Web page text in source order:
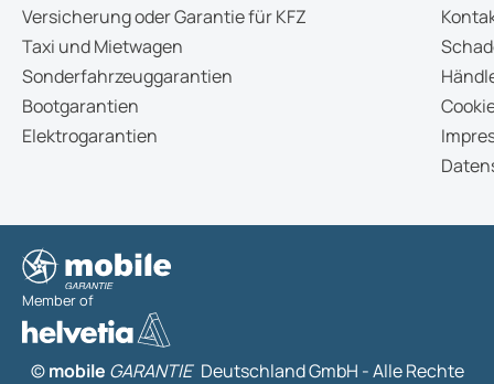
Versicherung oder Garantie für KFZ
Taxi und Mietwagen
Sonderfahrzeuggarantien
Bootgarantien
Elektrogarantien
Member of
©mobile GARANTIEDeutschland GmbH - Alle Rechte